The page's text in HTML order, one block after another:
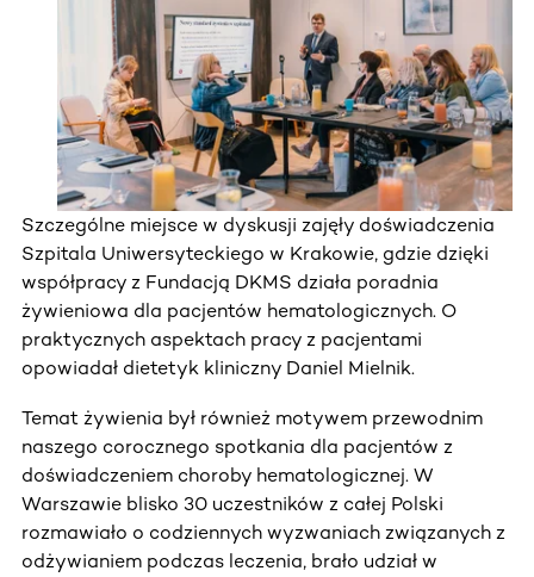
Szczególne miejsce w dyskusji zajęły doświadczenia
Szpitala Uniwersyteckiego w Krakowie, gdzie dzięki
współpracy z Fundacją DKMS działa poradnia
żywieniowa dla pacjentów hematologicznych. O
praktycznych aspektach pracy z pacjentami
opowiadał dietetyk kliniczny Daniel Mielnik.
Temat żywienia był również motywem przewodnim
naszego corocznego spotkania dla pacjentów z
doświadczeniem choroby hematologicznej. W
Warszawie blisko 30 uczestników z całej Polski
rozmawiało o codziennych wyzwaniach związanych z
odżywianiem podczas leczenia, brało udział w